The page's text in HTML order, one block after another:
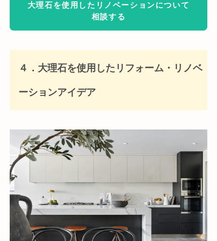
大理石を使用したリノベーションについて
相談する
４．大理石を使用したリフォーム・リノベ
ーションアイデア